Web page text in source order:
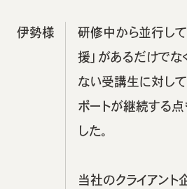
伊勢様
研修中から並行し
援」があるだけでな
ない受講生に対し
ポートが継続する
した。
当社のクライアン